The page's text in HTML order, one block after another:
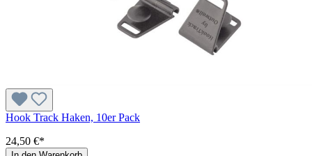
Hook Track Haken, 10er Pack
24,50 €*